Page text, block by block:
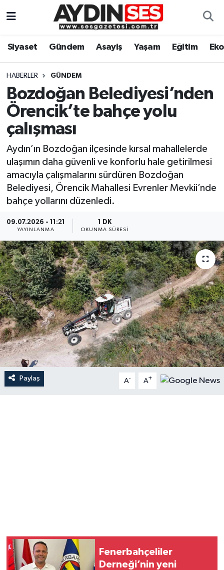
Siyaset Gündem Asayiş Yaşam Eğitim
HABERLER GÜNDEM
Bozdoğan Belediyesi’nden
Örencik’te bahçe yolu
çalışması
Aydın’ın Bozdoğan ilçesinde kırsal mahallelerde
ulaşımın daha güvenli ve konforlu hale getirilmesi
amacıyla çalışmalarını sürdüren Bozdoğan
Belediyesi, Örencik Mahallesi Evrenler Mevkii’nde
bahçe yollarını düzenledi.
09.07.2026 - 11:21
YAYINLANMA
1 DK
OKUNMA SÜRESI
Paylaş A- A+
Fenerbahçeliler
Derneği’nin yeni
Gündem
Siyaset
Ekonomi
Eğitim
Kültür Sanat
Aydın Hava Durumu
Aydin Namaz Vakitleri
Aydın Trafik Yoğunluk Haritası
Tüm Manşetler
Son Dakika Haberleri
Haber Arşivi